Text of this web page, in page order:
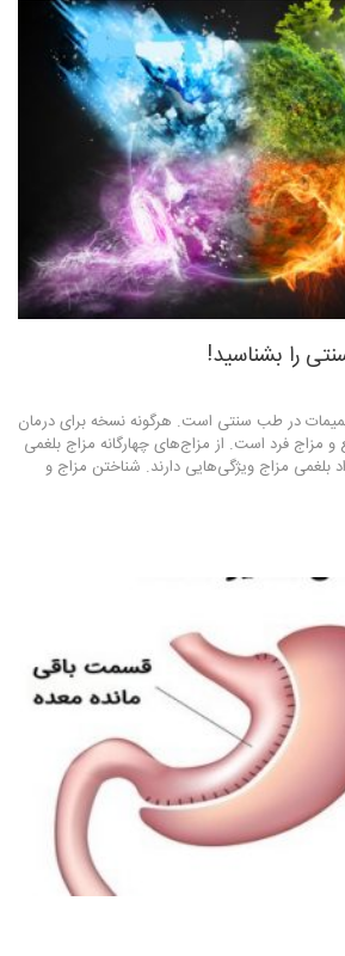
را بشناسید!
در طب سنتی است. هرگونه نسخه برای درمان
مزاج فرد است. از مزاج‌های چهارگانه مزاج بلغمی
بلغمی مزاج ویژگی‌هایی دارند. شناختن مزاج و